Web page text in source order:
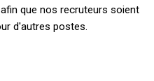
que nos recruteurs soient
d'autres postes.